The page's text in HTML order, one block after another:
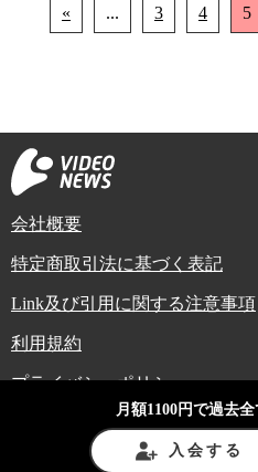
« ... 3 4 5
会社概要
特定商取引法に基づく表記
Link及び引用に関する注意事項
利用規約
プライバシーポリシー
Copyright (C) Video News Network. All rights
ビデオニュースに記載している記事、写
際条約などで保護されています。著作権
月額1100円で過去
入会する